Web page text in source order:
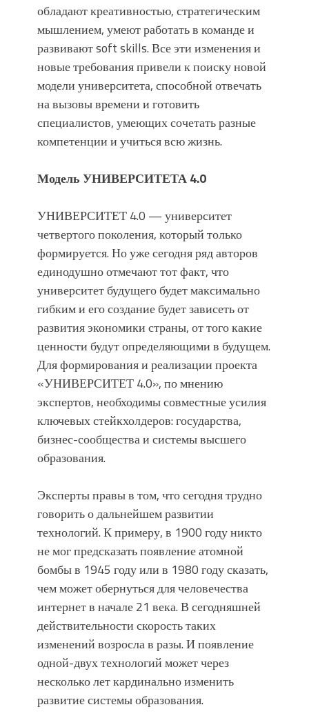
обладают креативностью, стратегическим
мышлением, умеют работать в команде и
развивают soft skills. Все эти изменения и
новые требования привели к поиску новой
модели университета, способной отвечать
на вызовы времени и готовить
специалистов, умеющих сочетать разные
компетенции и учиться всю жизнь.
Модель УНИВЕРСИТЕТА 4.0
УНИВЕРСИТЕТ 4.0 — университет
четвертого поколения, который только
формируется. Но уже сегодня ряд авторов
единодушно отмечают тот факт, что
университет будущего будет максимально
гибким и его создание будет зависеть от
развития экономики страны, от того какие
ценности будут определяющими в будущем.
Для формирования и реализации проекта
«УНИВЕРСИТЕТ 4.0», по мнению
экспертов, необходимы совместные усилия
ключевых стейкхолдеров: государства,
бизнес-сообщества и системы высшего
образования.
Эксперты правы в том, что сегодня трудно
говорить о дальнейшем развитии
технологий. К примеру, в 1900 году никто
не мог предсказать появление атомной
бомбы в 1945 году или в 1980 году сказать,
чем может обернуться для человечества
интернет в начале 21 века. В сегодняшней
действительности скорость таких
изменений возросла в разы. И появление
одной-двух технологий может через
несколько лет кардинально изменить
развитие системы образования.